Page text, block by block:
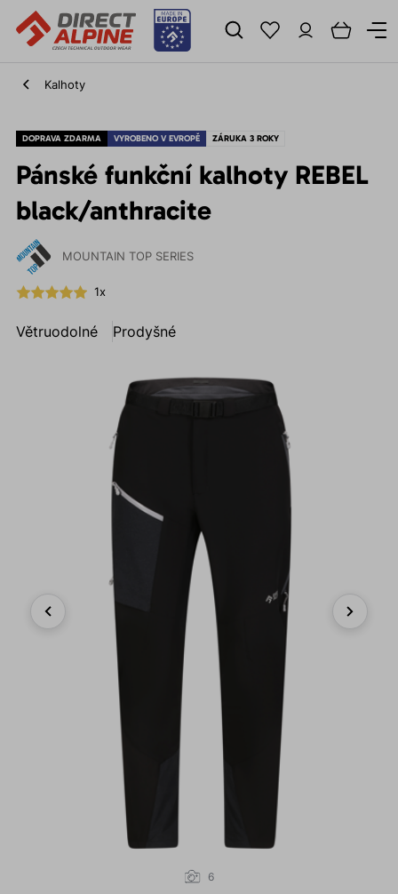
Kalhoty
DOPRAVA ZDARMA VYROBENO V EVROPĚ ZÁRUKA 3 ROKY
Pánské funkční kalhoty REBEL
black/anthracite
MOUNTAIN TOP SERIES
1x
Větruodolné Prodyšné
6